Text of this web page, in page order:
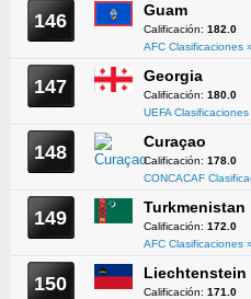
146 Guam
Calificación: 182.0
AFC Clasificaciones »
147 Georgia
Calificación: 180.0
UEFA Clasificaciones
148 Curaçao
Calificación: 178.0
CONCACAF
149 Turkmenistan
Calificación: 172.0
AFC Clasificaciones »
150 Liechtenstein
Calificación: 171.0